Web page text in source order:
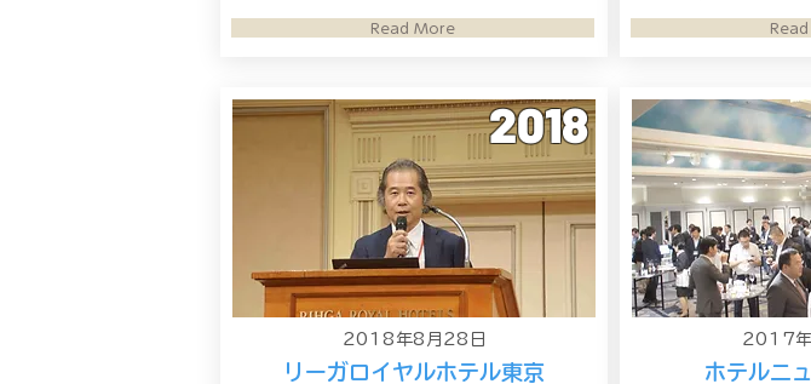
Read More
2018
2018年8月28日
リーガロイヤルホテル東京
2017
ホテルニ